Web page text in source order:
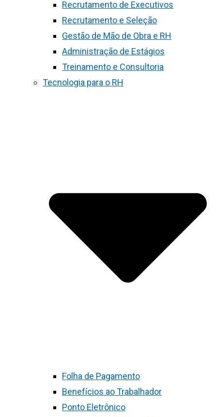
Recrutamento de Executivos
Recrutamento e Seleção
Gestão de Mão de Obra e RH
Administração de Estágios
Treinamento e Consultoria
Tecnologia para o RH
Folha de Pagamento
Benefícios ao Trabalhador
Ponto Eletrônico